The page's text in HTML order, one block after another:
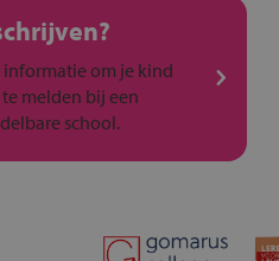
informatie om je kind
melden bij een
school.